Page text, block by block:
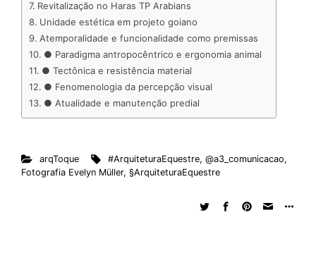
Revitalização no Haras TP Arabians
Unidade estética em projeto goiano
Atemporalidade e funcionalidade como premissas
● Paradigma antropocêntrico e ergonomia animal
● Tectônica e resistência material
● Fenomenologia da percepção visual
● Atualidade e manutenção predial
arqToque #ArquiteturaEquestre,@a3_comunicacao,
Fotografia Evelyn Müller, §ArquiteturaEquestre